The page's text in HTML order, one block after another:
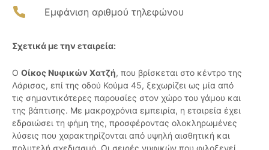
Εμφάνιση αριθμού τηλεφώνου
Σχετικά με την εταιρεία:
Ο Οίκος Νυφικών Χατζή, που βρίσκεται στο κέντρο της
Λάρισας, επί της οδού Κούμα 45, ξεχωρίζει ως μία από
τις σημαντικότερες παρουσίες στον χώρο του γάμου και
της βάπτισης. Με μακροχρόνια εμπειρία, η εταιρεία έχει
εδραιώσει τη φήμη της, προσφέροντας ολοκληρωμένες
λύσεις που χαρακτηρίζονται από υψηλή αισθητική και
πολυτελή σχεδιασμό. Οι σειρές νυφικών που φιλοξενεί